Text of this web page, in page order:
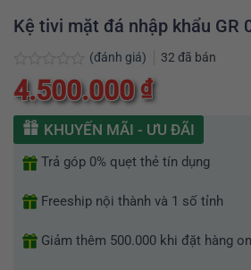
Kệ tivi mặt đá nhập khẩu GR
Được
xếp
(đánh giá) 32 đã bán
4.500.000₫
KHUYẾN MÃI - ƯU ĐÃI
Trả góp 0% quẹt thẻ tín dụng
Freeship nội thành và 1 số tỉnh
Giảm thêm 500.000 khi đặt hàng